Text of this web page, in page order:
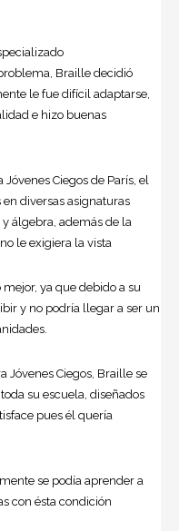
Braille decidió
le fue difícil adaptarse,
e hizo buenas
Ciegos de París, el
diversas asignaturas
álgebra, además de la
le exigiera la vista
ya que debido a su
y no podría llegar a ser un
Jóvenes Ciegos, Braille se
su escuela, diseñados
pues él quería
se podía aprender a
con ésta condición